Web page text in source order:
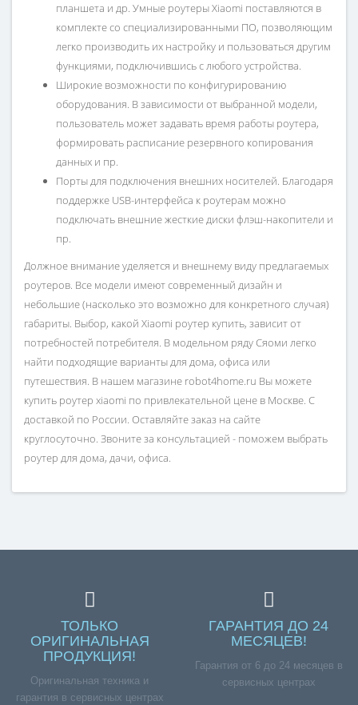
планшета и др. Умные роутеры Xiaomi поставляются в
комплекте со специализированными ПО, позволяющим
легко производить их настройку и пользоваться другим
функциями, подключившись с любого устройства.
Широкие возможности по конфигурированию
оборудования. В зависимости от выбранной модели,
пользователь может задавать время работы роутера,
формировать расписание резервного копирования
данных и пр.
Порты для подключения внешних носителей. Благодаря
поддержке USB-интерфейса к роутерам можно
подключать внешние жесткие диски флэш-накопители и
пр.
Должное внимание уделяется и внешнему виду предлагаемых
роутеров. Все модели имеют современный дизайн и
небольшие (насколько это возможно для конкретного случая)
габариты. Выбор, какой Xiaomi роутер купить, зависит от
потребностей потребителя. В модельном ряду Сяоми легко
найти подходящие варианты для дома, офиса или
путешествия. В нашем магазине robot4home.ru Вы можете
купить роутер xiaomi по привлекательной цене в Москве. С
доставкой по России. Оставляйте заказ на сайте
круглосуточно. Звоните за консультацией - поможем выбрать
роутер для дома, дачи, офиса.
ТОЛЬКО
ОРИГИНАЛЬНАЯ
ПРОДУКЦИЯ!
Оригинальная техника и
гарантия в сервисных центрах
ГАРАНТИЯ ДО 24
МЕСЯЦЕВ!
Гарантия от 6 до 24 месяцев в
сервисных центрах